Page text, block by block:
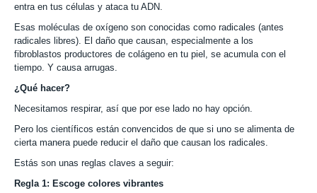
entra en tus células y ataca tu ADN.
Esas moléculas de oxígeno son conocidas como radicales (antes
radicales libres). El daño que causan, especialmente a los
fibroblastos productores de colágeno en tu piel, se acumula con el
tiempo. Y causa arrugas.
¿Qué hacer?
Necesitamos respirar, así que por ese lado no hay opción.
Pero los científicos están convencidos de que si uno se alimenta de
cierta manera puede reducir el daño que causan los radicales.
Estás son unas reglas claves a seguir:
Regla 1: Escoge colores vibrantes